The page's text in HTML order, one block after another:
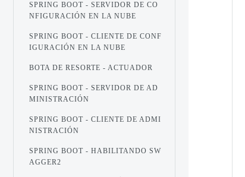
SPRING BOOT - SERVIDOR DE CO
NFIGURACIÓN EN LA NUBE
SPRING BOOT - CLIENTE DE CONF
IGURACIÓN EN LA NUBE
BOTA DE RESORTE - ACTUADOR
SPRING BOOT - SERVIDOR DE AD
MINISTRACIÓN
SPRING BOOT - CLIENTE DE ADMI
NISTRACIÓN
SPRING BOOT - HABILITANDO SW
AGGER2